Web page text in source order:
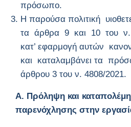
πρόσωπο.
Η παρούσα πολιτική
τα άρθρα 9 και 10 του ν.
κατ’ εφαρμογή αυτών
και καταλαμβάνει τα
άρθρου 3 του ν. 4808/2021.
Α. Πρόληψη και
παρενόχλησης στην